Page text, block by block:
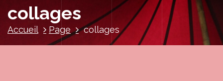
e
collages
Accueil Page collages